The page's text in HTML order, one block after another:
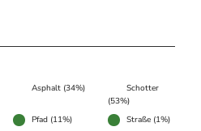
Asphalt (34%)
Schotter
(53%)
Pfad (11%)
Straße (1%)